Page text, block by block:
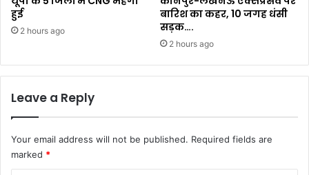
हुई
2 hours ago
बारिश का कहर, 10 जगह धंसी
सड़क….
2 hours ago
Leave a Reply
Your email address will not be published. Required fields are
marked *